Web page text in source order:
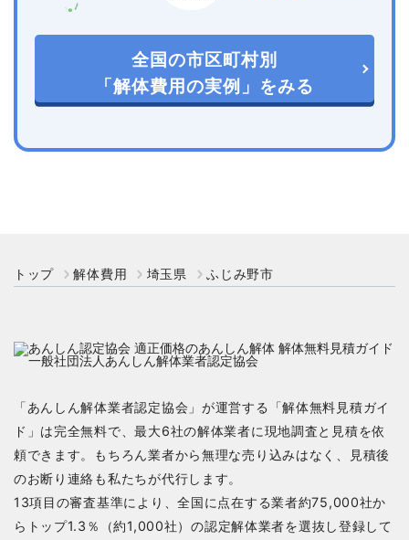
全国の市区町村別
「解体費用の実例」をみる
トップ 解体費用 埼玉県 ふじみ野市
「あんしん解体業者認定協会」が運営する「解体無料見積ガイ
ド」は完全無料で、最大6社の解体業者に現地調査と見積を依
頼できます。もちろん業者から無理な売り込みはなく、見積後
のお断り連絡も私たちが代行します。
13項目の審査基準により、全国に点在する業者約75,000社か
らトップ1.3％（約1,000社）の認定解体業者を選抜し登録して